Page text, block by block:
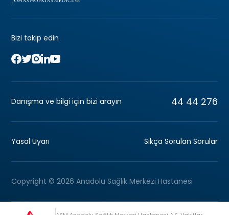
Bizi takip edin
Danışma ve bilgi için bizi arayın 44 44 276
Yasal Uyarı Sıkça Sorulan Sorular
Copyright © 2026 Anadolu Sağlık Merkezi Hastanesi